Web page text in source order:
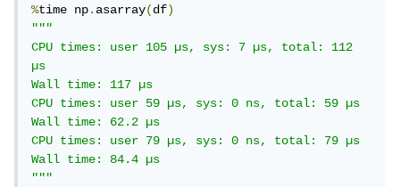
%time np.asarray(df)
"""
CPU times: user 105 µs, sys: 7 µs, total: 112
µs
Wall time: 117 µs
CPU times: user 59 µs, sys: 0 ns, total: 59 µs
Wall time: 62.2 µs
CPU times: user 79 µs, sys: 0 ns, total: 79 µs
Wall time: 84.4 µs
"""